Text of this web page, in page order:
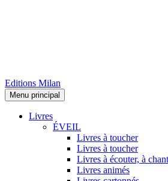
Editions Milan
Menu principal
Livres
ÉVEIL
Livres à toucher
Livres à toucher
Livres à écouter, à
Livres animés